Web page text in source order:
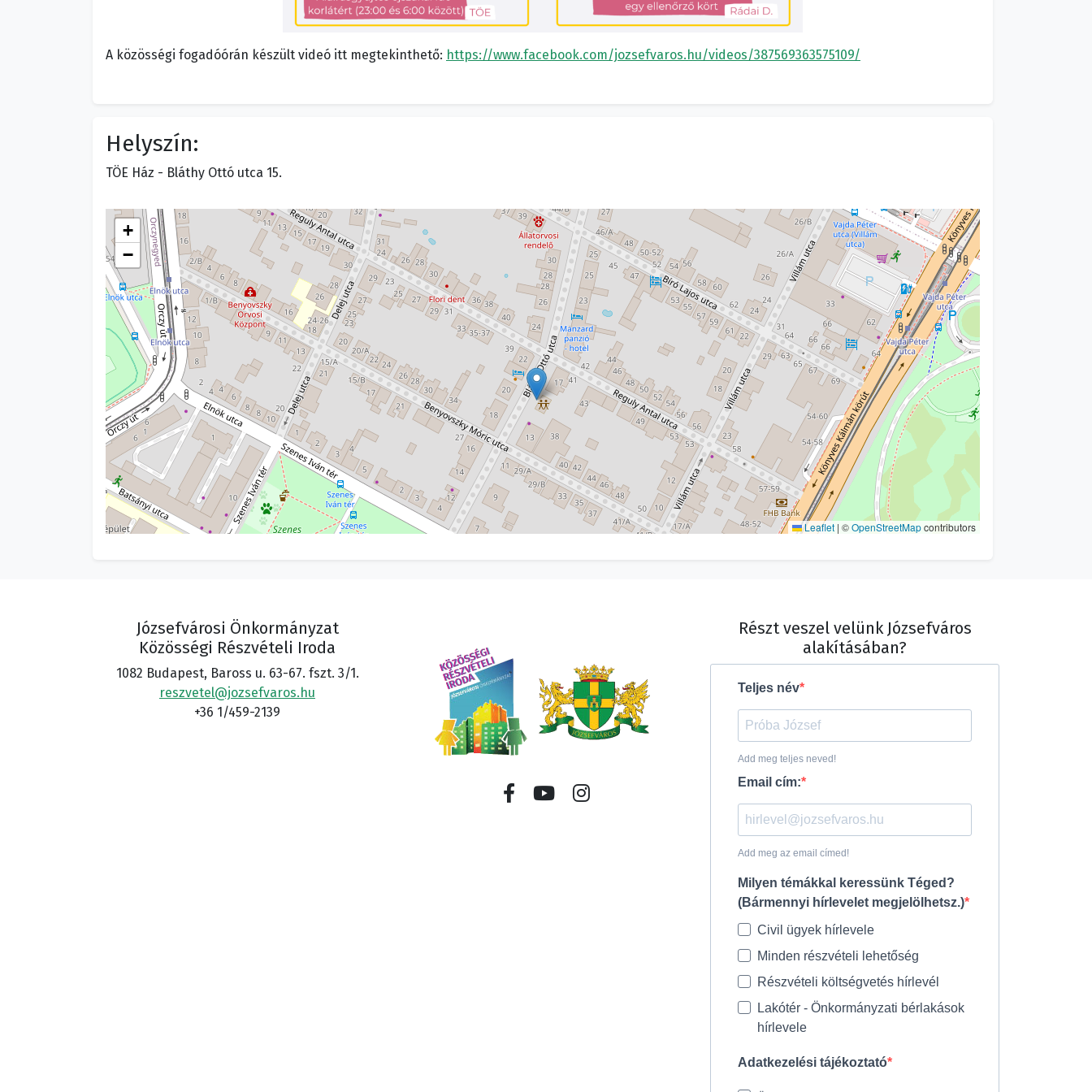
A közösségi fogadóórán készült videó itt megtekinthető: https://www.facebook.com/jozsefvaros.hu/videos/387569363575109/
Helyszín:
TÖE Ház - Bláthy Ottó utca 15.
+
−
Leaflet | ©OpenStreetMapcontributors
Józsefvárosi Önkormányzat
Közösségi Részvételi Iroda
1082 Budapest, Baross u. 63-67. fszt. 3/1.
reszvetel@jozsefvaros.hu
+36 1/459-2139
Részt veszel velünk Józsefváros
alakításában?
Teljes név
Add meg teljes neved!
Email cím:
Add meg az email címed!
Milyen témákkal keressünk Téged?
(Bármennyi hírlevelet megjelölhetsz.)
Civil ügyek hírlevele
Minden részvételi lehetőség
Részvételi költségvetés hírlevél
Lakótér - Önkormányzati bérlakások
hírlevele
Adatkezelési tájékoztató